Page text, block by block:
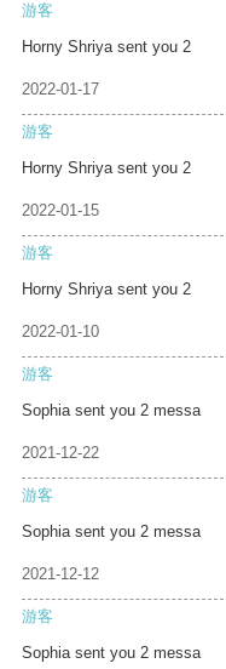
游客
Horny Shriya sent you 2
2022-01-17
游客
Horny Shriya sent you 2
2022-01-15
游客
Horny Shriya sent you 2
2022-01-10
游客
Sophia sent you 2 messa
2021-12-22
游客
Sophia sent you 2 messa
2021-12-12
游客
Sophia sent you 2 messa